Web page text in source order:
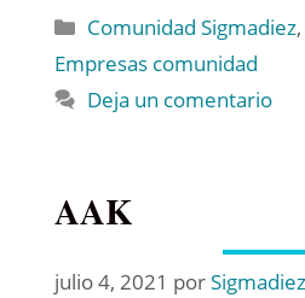
Comunidad Sigmadiez,
Empresas comunidad
Deja un comentario
AAK
julio 4, 2021 porSigmadiez